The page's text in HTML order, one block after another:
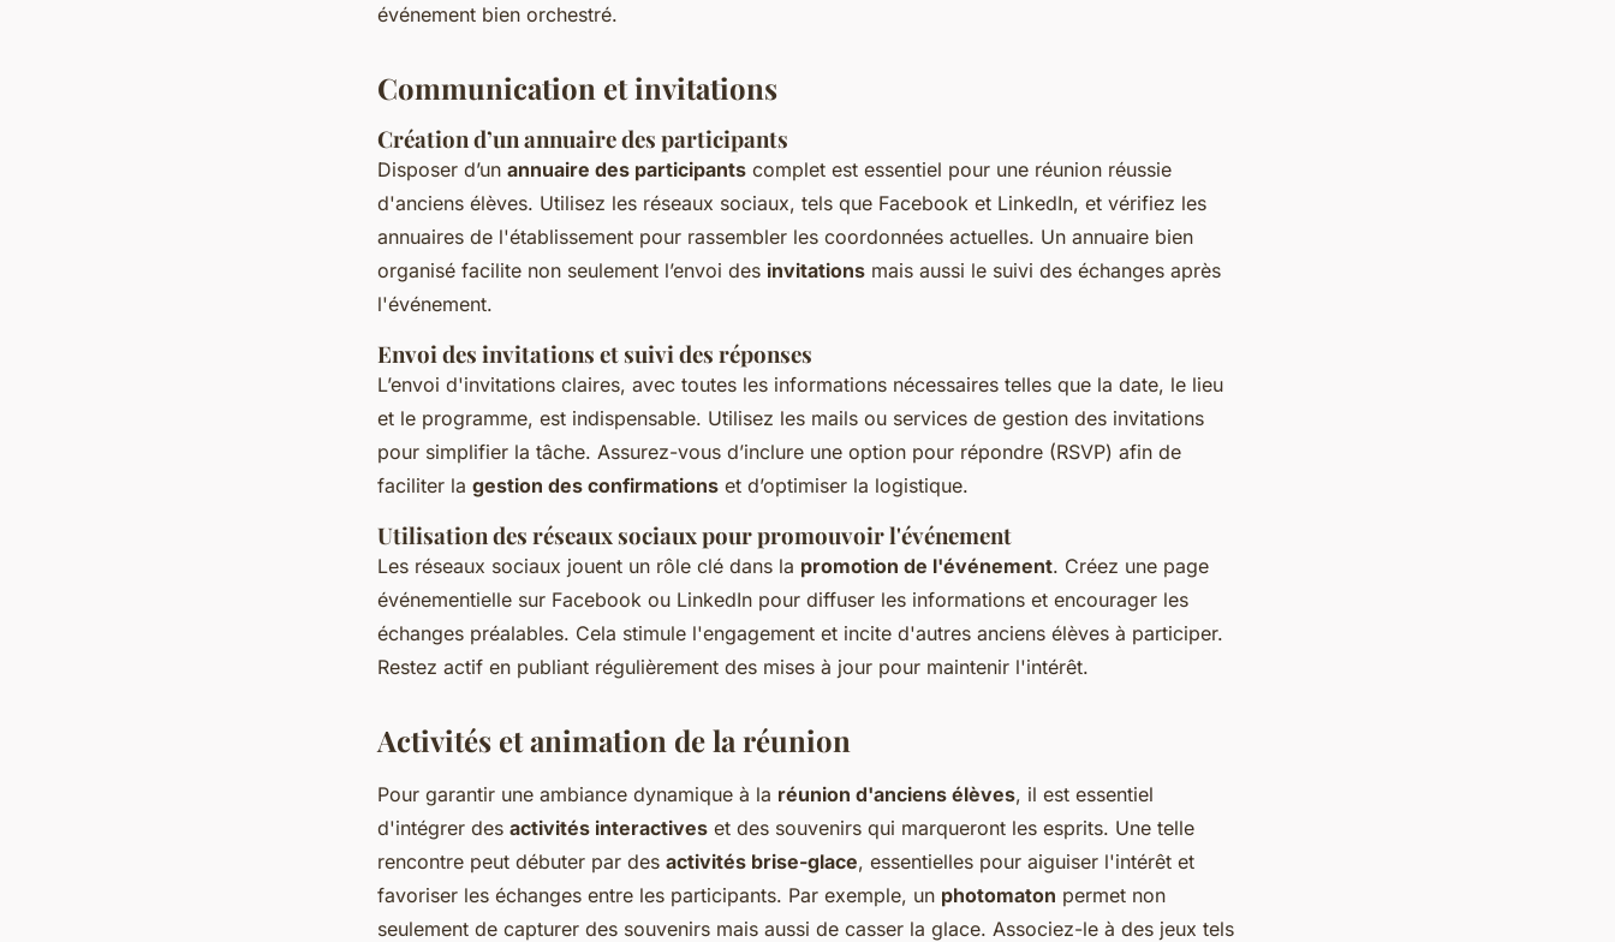
événement bien orchestré.
Communication et invitations
Création d’un annuaire des participants
Disposer d’un annuaire des participants complet est essentiel pour une réunion réussie
d'anciens élèves. Utilisez les réseaux sociaux, tels que Facebook et LinkedIn, et vérifiez les
annuaires de l'établissement pour rassembler les coordonnées actuelles. Un annuaire bien
organisé facilite non seulement l’envoi des invitations mais aussi le suivi des échanges après
l'événement.
Envoi des invitations et suivi des réponses
L’envoi d'invitations claires, avec toutes les informations nécessaires telles que la date, le lieu
et le programme, est indispensable. Utilisez les mails ou services de gestion des invitations
pour simplifier la tâche. Assurez-vous d’inclure une option pour répondre (RSVP) afin de
faciliter la gestion des confirmations et d’optimiser la logistique.
Utilisation des réseaux sociaux pour promouvoir l'événement
Les réseaux sociaux jouent un rôle clé dans la promotion de l'événement. Créez une page
événementielle sur Facebook ou LinkedIn pour diffuser les informations et encourager les
échanges préalables. Cela stimule l'engagement et incite d'autres anciens élèves à participer.
Restez actif en publiant régulièrement des mises à jour pour maintenir l'intérêt.
Activités et animation de la réunion
Pour garantir une ambiance dynamique à la réunion d'anciens élèves, il est essentiel
d'intégrer des activités interactives et des souvenirs qui marqueront les esprits. Une telle
rencontre peut débuter par des activités brise-glace, essentielles pour aiguiser l'intérêt et
favoriser les échanges entre les participants. Par exemple, un photomaton permet non
seulement de capturer des souvenirs mais aussi de casser la glace. Associez-le à des jeux tels